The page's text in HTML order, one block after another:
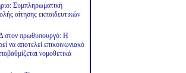
Συμπληρωματική
αίτησης εκπαιδευτικών
στον πρωθυπουργό: Η
να αποτελεί επικοινωνιακό
νομοθετικά